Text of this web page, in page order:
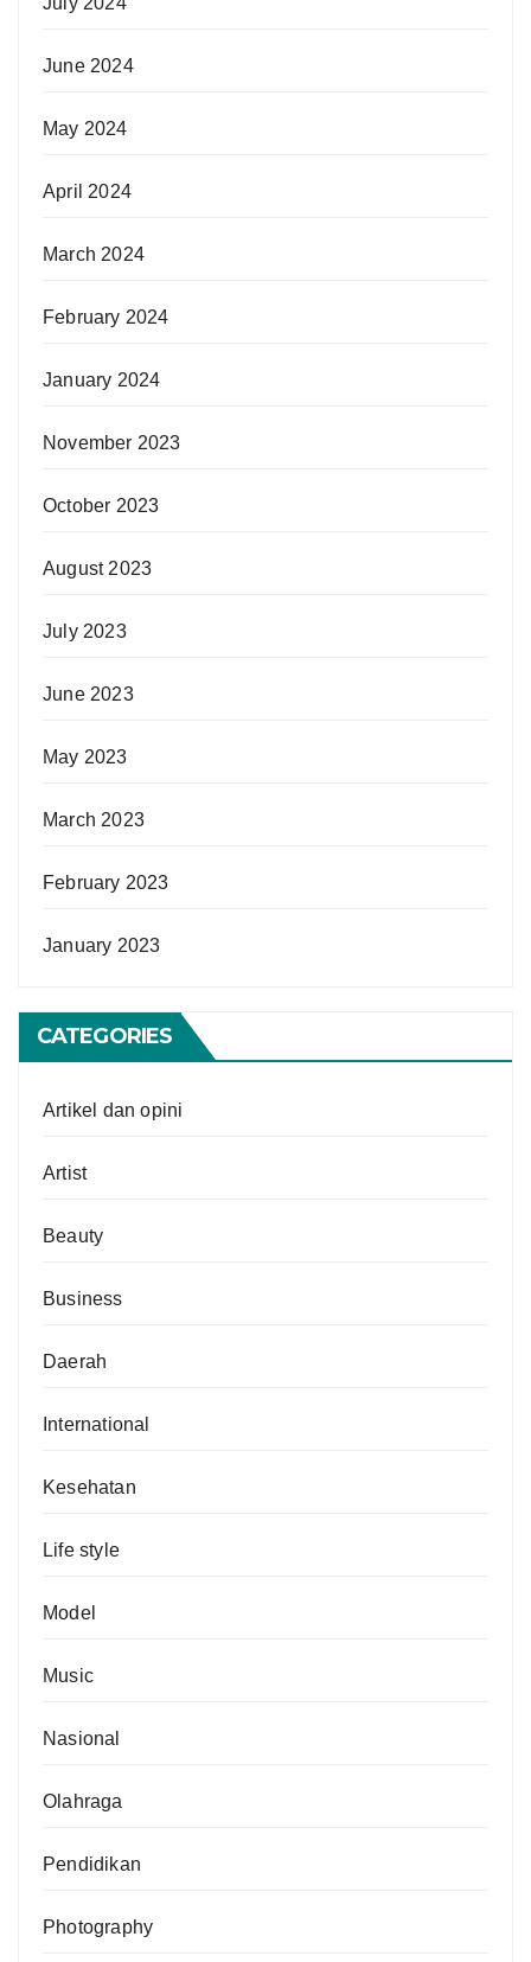
June 2024
May 2024
April 2024
March 2024
February 2024
January 2024
November 2023
October 2023
August 2023
July 2023
June 2023
May 2023
March 2023
February 2023
January 2023
CATEGORIES
Artikel dan opini
Artist
Beauty
Business
Daerah
International
Kesehatan
Life style
Model
Music
Nasional
Olahraga
Pendidikan
Photography